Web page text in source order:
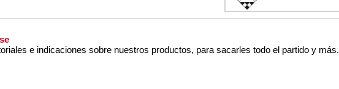
e indicaciones sobre nuestros productos, para sacarles todo el partido y más.